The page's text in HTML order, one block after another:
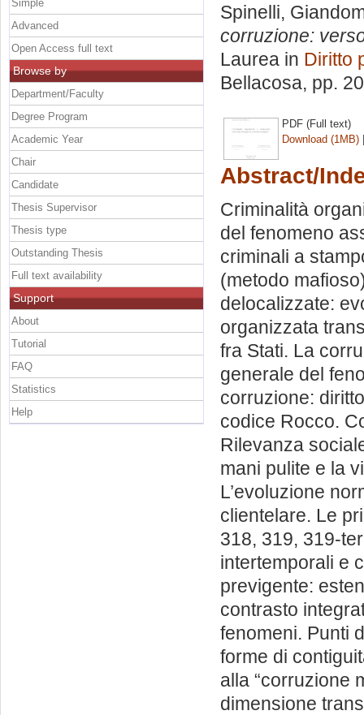
Spinelli,
corruzione:
Laurea in Diritto
Bellacosa, pp.
PDF (Full text)
Download (1MB)
Abstract/
Criminalità
del fenomeno
criminali a
(metodo
delocalizzate:
organizzata
fra Stati. La
generale del
corruzione:
codice Rocco.
Rilevanza
mani pulite e la
L’evoluzione
clientelare. Le
318, 319, 319-
intertemporali e
previgente:
contrasto
fenomeni. Punti
forme di
alla “corruzione
dimensione
Simple
Advanced
Open Access full text
Browse by
Department/Faculty
Degree Program
Academic Year
Chair
Candidate
Thesis Supervisor
Thesis type
Outstanding Thesis
Full text availability
Support
About
Tutorial
FAQ
Statistics
Help